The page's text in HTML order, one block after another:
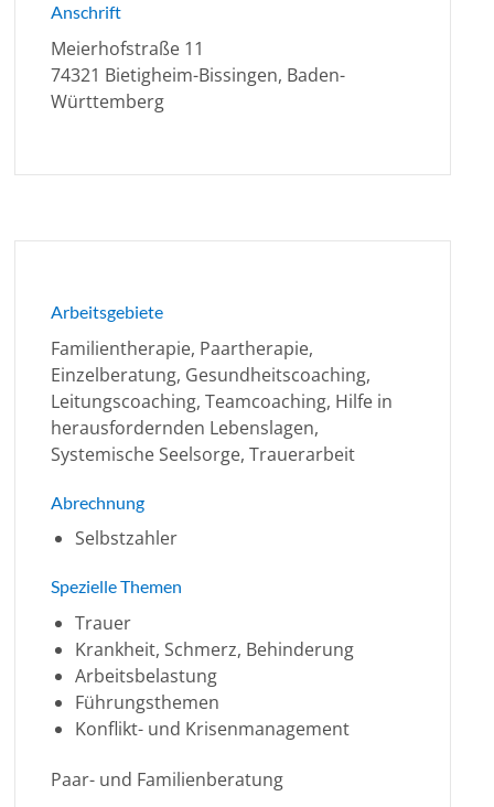
Anschrift
Meierhofstraße 11
74321 Bietigheim-Bissingen, Baden-
Württemberg
Arbeitsgebiete
Familientherapie, Paartherapie,
Einzelberatung, Gesundheitscoaching,
Leitungscoaching, Teamcoaching, Hilfe in
herausfordernden Lebenslagen,
Systemische Seelsorge, Trauerarbeit
Abrechnung
Selbstzahler
Spezielle Themen
Trauer
Krankheit, Schmerz, Behinderung
Arbeitsbelastung
Führungsthemen
Konflikt- und Krisenmanagement
Paar- und Familienberatung